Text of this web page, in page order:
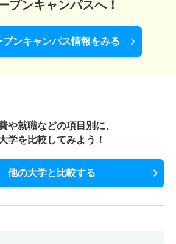
プンキャンパスへ！
プンキャンパス情報をみる
や就職などの項目別に、
学を比較してみよう！
他の大学と比較する